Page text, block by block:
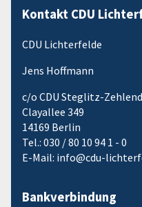
Kontakt CDU
CDU Lichterfelde
Jens Hoffmann
c/o CDU Steglitz-
Clayallee 349
14169 Berlin
Tel.: 030 / 80 10 94 1 - 0
E-Mail: info@cdu-
Bankverbindung